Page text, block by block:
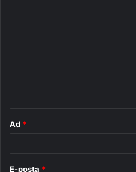
Ad *
E-posta *